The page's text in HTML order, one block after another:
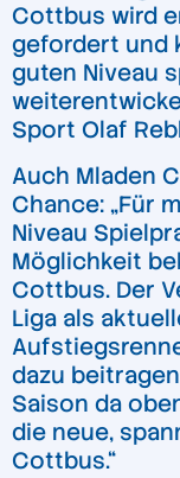
Cottbus wird
gefordert und
guten Niveau
Sport Olaf
Auch Mladen
Chance: „Für
Niveau
Möglichkeit
Cottbus. Der
Liga als
dazu
Saison da
die neue,
Cottbus.“